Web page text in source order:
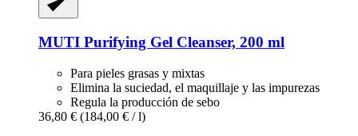
MUTI Purifying Gel Cleanser, 200 ml
Para pieles grasas y mixtas
Elimina la suciedad, el maquillaje y las impurezas
Regula la producción de sebo
36,80 € (184,00 € / l)